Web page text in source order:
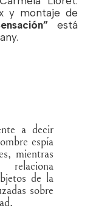
y montaje de
está
a decir
espía
mientras
de la
sobre